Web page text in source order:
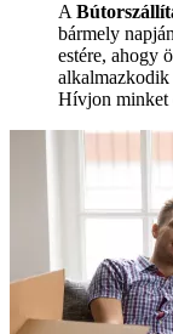
A
bármely
estére, ahogy
alkalmazkodik
Hívjon minket